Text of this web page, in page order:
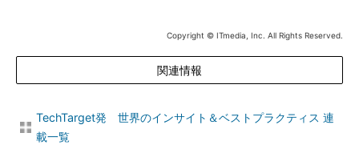
Copyright © ITmedia, Inc. All Rights Reserved.
関連情報
TechTarget発 世界のインサイト＆ベストプラクティス 連
載一覧